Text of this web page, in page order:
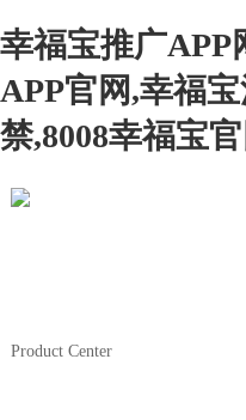
幸福宝推广APP
APP官网,幸福
禁,8008幸福宝
Product Center